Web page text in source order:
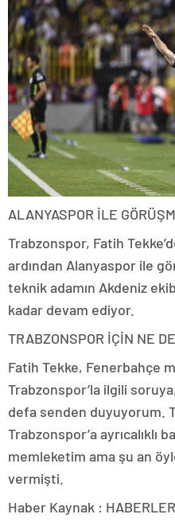
ALANYASPOR İLE
Trabzonspor, Fatih
ardından Alanyaspor ile
teknik adamın Akdeniz
kadar devam ediyor.
TRABZONSPOR İÇİN NE
Fatih Tekke, Fenerbahçe
Trabzonspor’la ilgili
defa senden duyuyorum.
Trabzonspor’a ayrıcalıklı
memleketim ama şu an
vermişti.
Haber Kaynak :